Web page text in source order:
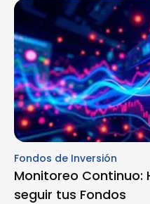
Fondos de Inversión
Monitoreo Continuo:
seguir tus Fondos